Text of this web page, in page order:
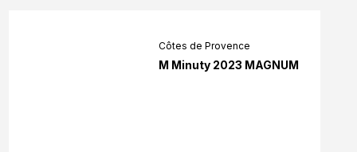
Côtes de Provence
M Minuty 2023 MAGNUM